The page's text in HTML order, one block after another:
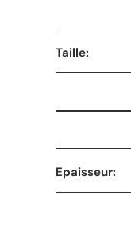
Taille:
Epaisseur: